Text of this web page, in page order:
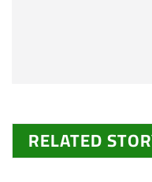
RELATED